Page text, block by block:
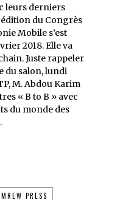
leurs derniers
du Congrès
Mobile s’est
2018. Elle va
Juste rappeler
du salon, lundi
M. Abdou Karim
« B to B » avec
du monde des
PRESS